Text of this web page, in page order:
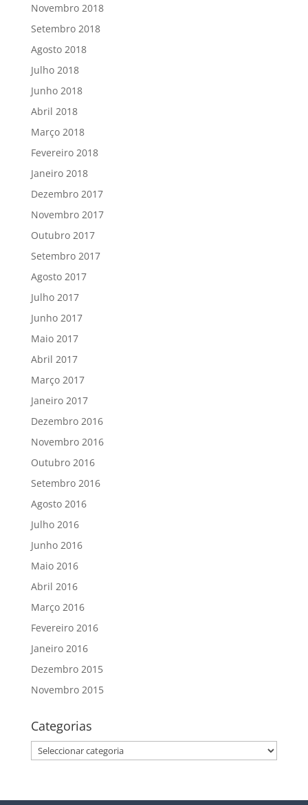
Novembro 2018
Setembro 2018
Agosto 2018
Julho 2018
Junho 2018
Abril 2018
Março 2018
Fevereiro 2018
Janeiro 2018
Dezembro 2017
Novembro 2017
Outubro 2017
Setembro 2017
Agosto 2017
Julho 2017
Junho 2017
Maio 2017
Abril 2017
Março 2017
Janeiro 2017
Dezembro 2016
Novembro 2016
Outubro 2016
Setembro 2016
Agosto 2016
Julho 2016
Junho 2016
Maio 2016
Abril 2016
Março 2016
Fevereiro 2016
Janeiro 2016
Dezembro 2015
Novembro 2015
Categorias
Categorias